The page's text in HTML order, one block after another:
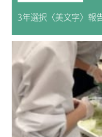
3年選択〈美文字〉